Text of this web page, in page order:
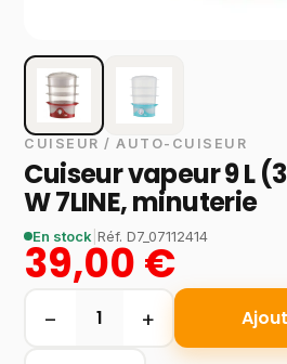
CUISEUR / AUTO-CUISEUR
Cuiseur vapeur 9 L
W 7LINE, minuterie
En stock |Réf.D7_07112414
39,00 €
− 1 +